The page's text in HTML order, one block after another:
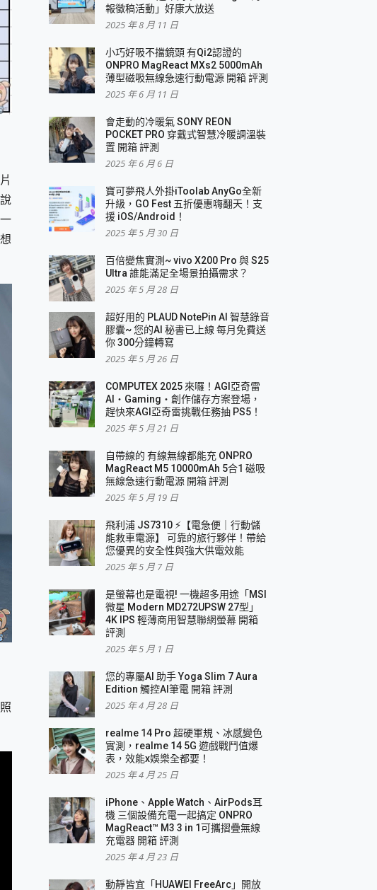
報徵稿活動」好康大放送
2025 年 8 月 11 日
小巧好吸不擋鏡頭 有Qi2認證的
ONPRO MagReact MXs2 5000mAh
薄型磁吸無線急速行動電源 開箱 評測
2025 年 6 月 11 日
會走動的冷暖氣 SONY REON
POCKET PRO 穿戴式智慧冷暖調溫裝
置 開箱 評測
2025 年 6 月 6 日
寶可夢飛人外掛iToolab AnyGo全新
升級，GO Fest 五折優惠嗨翻天！支
援 iOS/Android！
2025 年 5 月 30 日
百倍變焦實測~ vivo X200 Pro 與 S25
Ultra 誰能滿足全場景拍攝需求？
2025 年 5 月 28 日
超好用的 PLAUD NotePin AI 智慧錄音
膠囊~ 您的AI 秘書已上線 每月免費送
你 300分鐘轉寫
2025 年 5 月 26 日
COMPUTEX 2025 來囉！AGI亞奇雷
AI・Gaming・創作儲存方案登場，
趕快來AGI亞奇雷挑戰任務抽 PS5！
2025 年 5 月 21 日
自帶線的 有線無線都能充 ONPRO
MagReact M5 10000mAh 5合1 磁吸
無線急速行動電源 開箱 評測
2025 年 5 月 19 日
飛利浦 JS7310 ⚡【電急便｜行動儲
能救車電源】 可靠的旅行夥伴！帶給
您優異的安全性與強大供電效能
2025 年 5 月 7 日
是螢幕也是電視! 一機超多用途「MSI
微星 Modern MD272UPSW 27型」
4K IPS 輕薄商用智慧聯網螢幕 開箱
評測
2025 年 5 月 1 日
您的專屬AI 助手 Yoga Slim 7 Aura
Edition 觸控AI筆電 開箱 評測
2025 年 4 月 28 日
realme 14 Pro 超硬軍規、冰感變色
實測，realme 14 5G 遊戲戰鬥值爆
表，效能x娛樂全都要！
2025 年 4 月 25 日
iPhone、Apple Watch、AirPods耳
機 三個設備充電一起搞定 ONPRO
MagReact™ M3 3 in 1可攜摺疊無線
充電器 開箱 評測
2025 年 4 月 23 日
動靜皆宜「HUAWEI FreeArc」開放